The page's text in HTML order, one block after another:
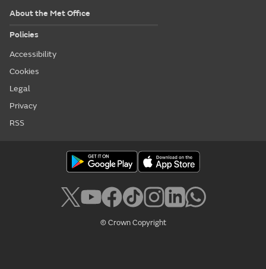
About the Met Office
Policies
Accessibility
Cookies
Legal
Privacy
RSS
© Crown Copyright